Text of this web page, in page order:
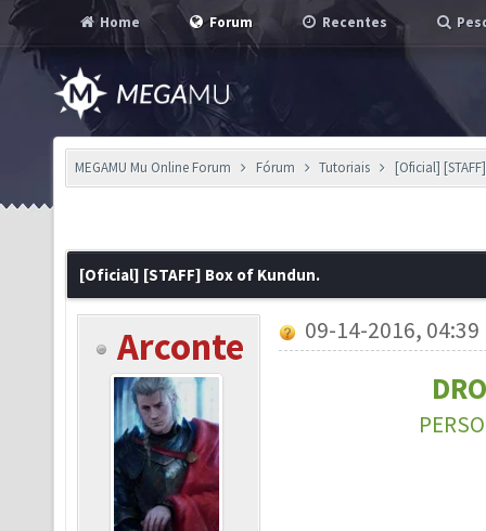
Home Forum Recentes
MEGAMU Mu Online Forum Fórum Tutoriais [Oficial]
[Oficial] [STAFF] Box of Kundun.
Arconte 09-14-2016, 04:39